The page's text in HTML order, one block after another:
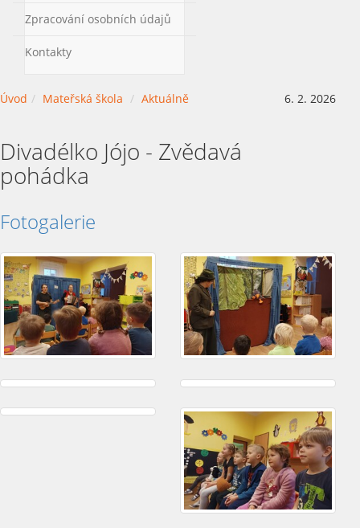
Zpracování osobních údajů
Kontakty
Úvod Mateřská škola Aktuálně 6. 2. 2026
Divadélko Jójo - Zvědavá
pohádka
Fotogalerie